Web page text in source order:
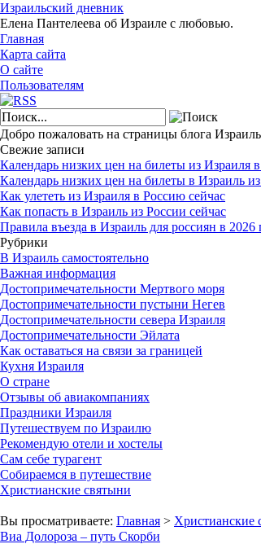
Израильский дневник
Елена Пантелеева об Израиле с любовью.
Главная
Карта сайта
О сайте
Пользователям
Добро пожаловать на страницы блога
Свежие записи
Календарь низких цен на билеты из Израиля
Календарь низких цен на билеты в Израиль
Как улететь из Израиля в Россию сейчас
Как попасть в Израиль из России сейчас
Правила въезда в Израиль для россиян в 2026
Рубрики
В Израиль самостоятельно
Важная информация
Достопримечательности Мертвого моря
Достопримечательности пустыни Негев
Достопримечательности севера Израиля
Достопримечательности Эйлата
Как оставаться на связи за границей
Кухня Израиля
О стране
Отзывы об авиакомпаниях
Праздники Израиля
Путешествуем по Израилю
Рекомендую отели и хостелы
Сам себе турагент
Собираемся в путешествие
Христианские святыни
Вы просматриваете: Главная > Христианские
Виа Долороза – путь Скорби